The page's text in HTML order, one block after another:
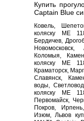
Купить
Captain Blue
Ковель,
коляску ME
Бердичев,
Коломыя,
коляску ME
Краматорск,
Славянск,
воды,
коляску ME
Первомайск,
Покров,
Изюм, Львов